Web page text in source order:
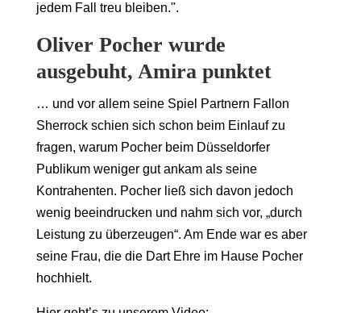
jedem Fall treu bleiben.".
Oliver Pocher wurde
ausgebuht, Amira punktet
… und vor allem seine Spiel Partnern Fallon
Sherrock schien sich schon beim Einlauf zu
fragen, warum Pocher beim Düsseldorfer
Publikum weniger gut ankam als seine
Kontrahenten. Pocher ließ sich davon jedoch
wenig beeindrucken und nahm sich vor, „durch
Leistung zu überzeugen“. Am Ende war es aber
seine Frau, die die Dart Ehre im Hause Pocher
hochhielt.